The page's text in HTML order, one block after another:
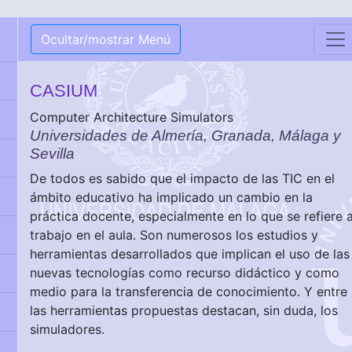
Ocultar/mostrar Menú
CASIUM
Computer Architecture Simulators
Universidades de Almería, Granada, Málaga y
Sevilla
De todos es sabido que el impacto de las TIC en el
ámbito educativo ha implicado un cambio en la
práctica docente, especialmente en lo que se refiere
trabajo en el aula. Son numerosos los estudios y
herramientas desarrollados que implican el uso de las
nuevas tecnologías como recurso didáctico y como
medio para la transferencia de conocimiento. Y entre
las herramientas propuestas destacan, sin duda, los
simuladores.